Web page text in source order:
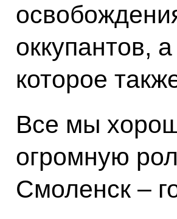
оккупантов,
которое
Все мы
огромную
Смоленск –